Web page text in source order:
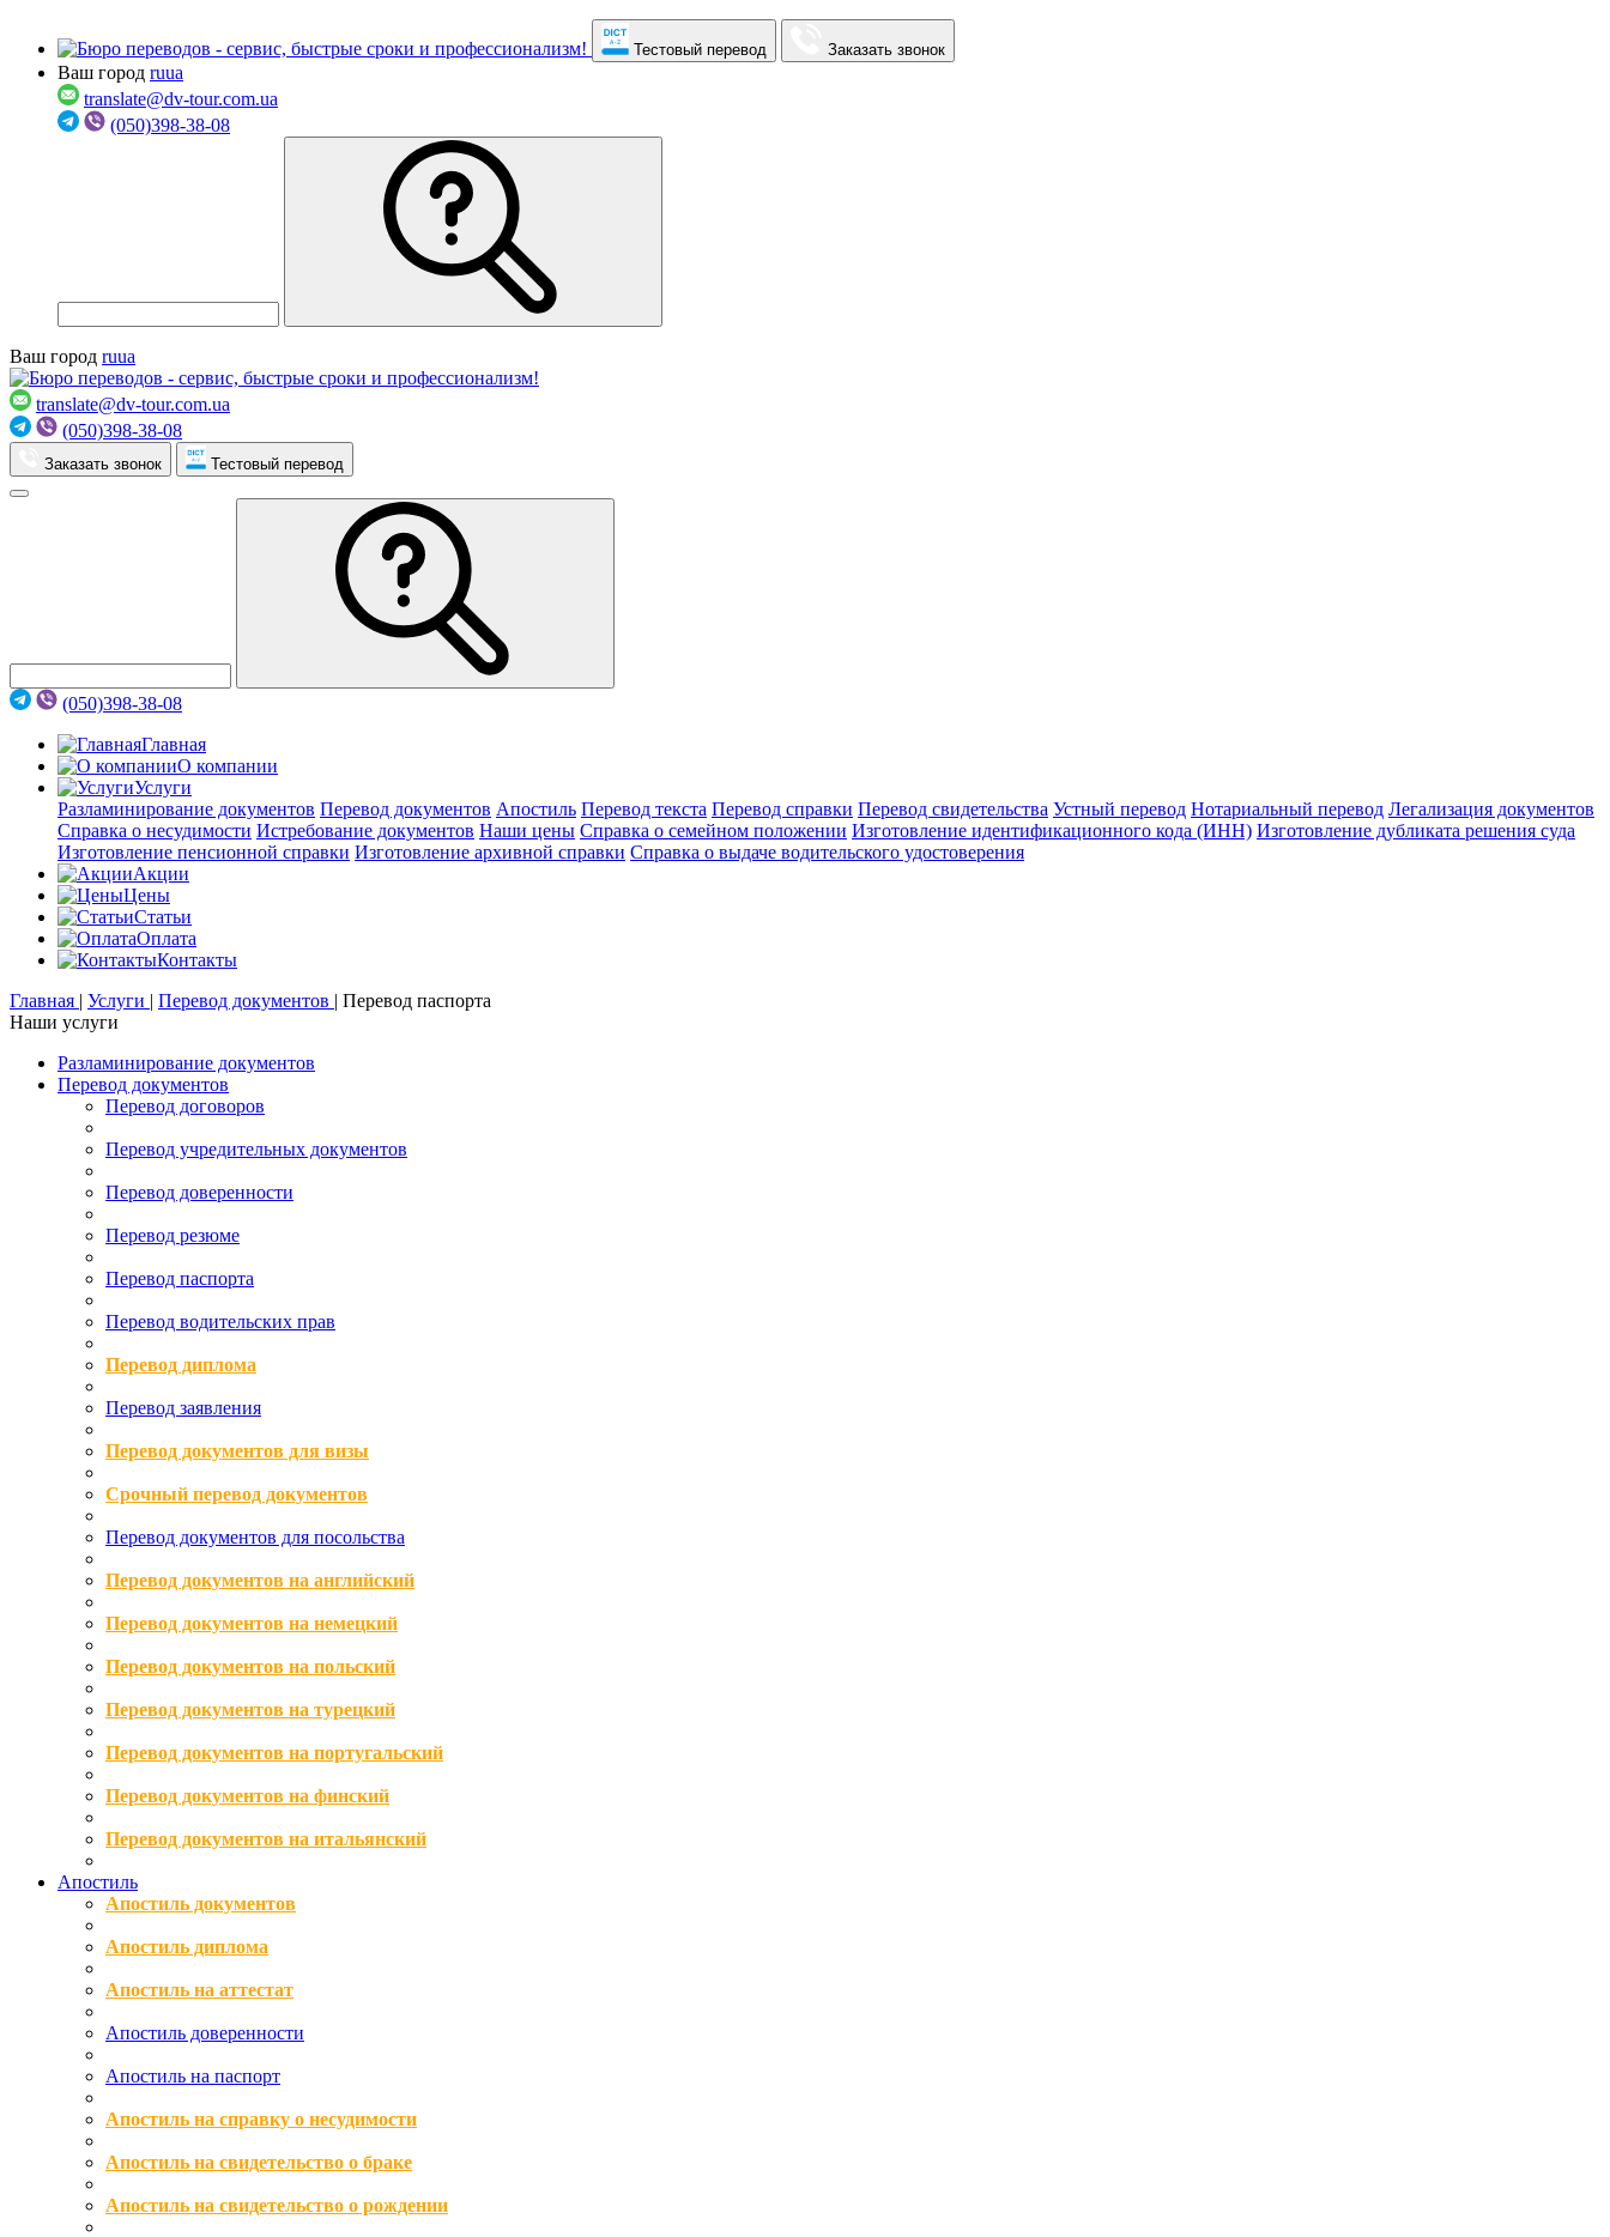
Тестовый перевод Заказать звонок
Ваш город ruua
translate@dv-tour.com.ua
(050)398-38-08
Ваш город ruua
translate@dv-tour.com.ua
(050)398-38-08
Заказать звонок Тестовый перевод
(050)398-38-08
Главная
О компании
Услуги
Разламинирование документов Перевод документов Апостиль Перевод текста Перевод справки Перевод свидетельства Устный перевод Нотариальный перевод Легализация документов
Справка о несудимости Истребование документов Наши цены Справка о семейном положении Изготовление идентификационного кода (ИНН) Изготовление дубликата решения суда
Изготовление пенсионной справки Изготовление архивной справки Справка о выдаче водительского удостоверения
Акции
Цены
Статьи
Оплата
Контакты
Главная | Услуги | Перевод документов | Перевод паспорта
Наши услуги
Разламинирование документов
Перевод документов
Перевод договоров
Перевод учредительных документов
Перевод доверенности
Перевод резюме
Перевод паспорта
Перевод водительских прав
Перевод диплома
Перевод заявления
Перевод документов для визы
Срочный перевод документов
Перевод документов для посольства
Перевод документов на английский
Перевод документов на немецкий
Перевод документов на польский
Перевод документов на турецкий
Перевод документов на португальский
Перевод документов на финский
Перевод документов на итальянский
Апостиль
Апостиль документов
Апостиль диплома
Апостиль на аттестат
Апостиль доверенности
Апостиль на паспорт
Апостиль на справку о несудимости
Апостиль на свидетельство о браке
Апостиль на свидетельство о рождении